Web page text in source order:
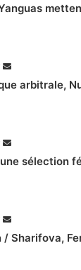
arbitrale,
sélection
/ Sharifova,